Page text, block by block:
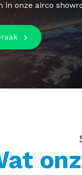
onze airco